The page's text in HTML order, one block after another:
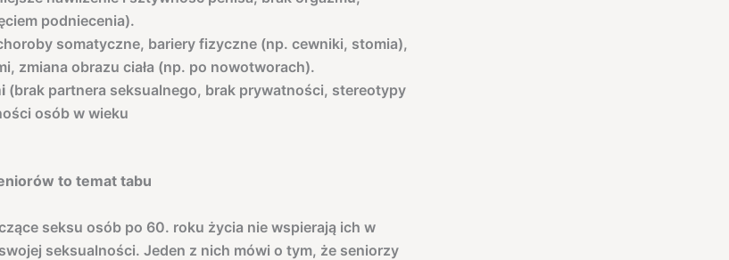
podniecenia).
somatyczne, bariery fizyczne (np. cewniki, stomia),
zmiana obrazu ciała (np. po nowotworach).
(brak partnera seksualnego, brak prywatności, stereotypy
osób w wieku
to temat tabu
seksu osób po 60. roku życia nie wspierają ich w
seksualności. Jeden z nich mówi o tym, że seniorzy